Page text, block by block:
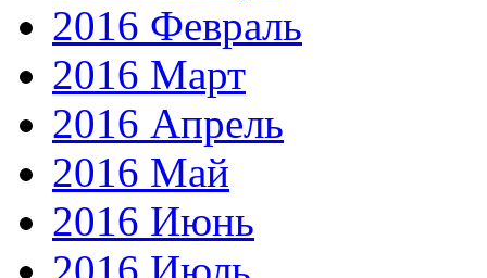
2016 Февраль
2016 Март
2016 Апрель
2016 Май
2016 Июнь